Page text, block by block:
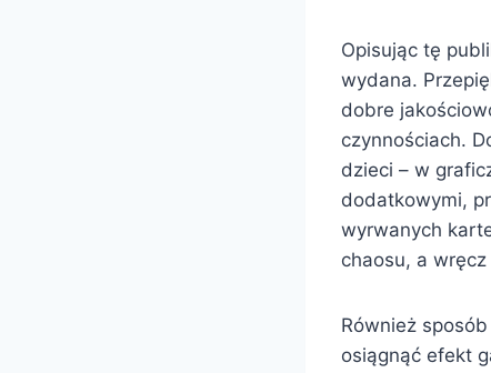
Opisując tę
wydana.
dobre
czynnościach.
dzieci – w
dodatkowymi,
wyrwanych
chaosu, a
Również
osiągnąć efekt